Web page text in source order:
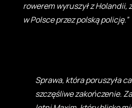
rowerem wyruszył z Holandii,
w Polsce przez polską policję.”
Sprawa, która poruszyła
szczęśliwe zakończenie.